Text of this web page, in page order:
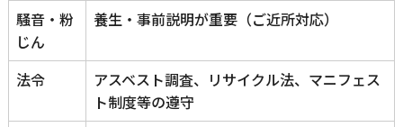
騒音・粉
じん
養生・事前説明が重要（ご近所対応）
法令
アスベスト調査、リサイクル法、マニフェス
ト制度等の遵守